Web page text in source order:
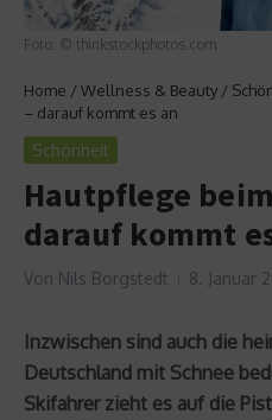
Foto: © thinkstockphotos.com
Home / Wellness & Beauty /
– darauf kommt es an
Schönheit
Hautpflege
darauf kommt
Von Nils Borgstedt 8. Januar
Inzwischen sind auch die
Deutschland mit Schnee
Skifahrer zieht es auf die